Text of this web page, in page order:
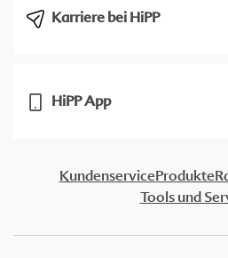
Karriere bei HiPP
HiPP App
KundenserviceProdukte
Tools und